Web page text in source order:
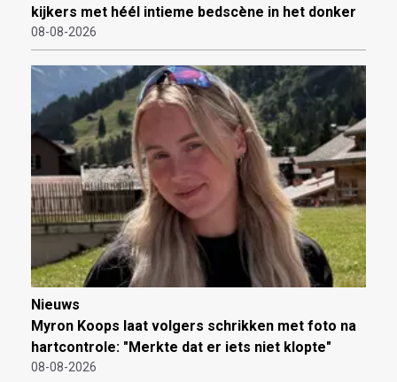
kijkers met héél intieme bedscène in het donker
08-08-2026
Nieuws
Myron Koops laat volgers schrikken met foto na
hartcontrole: "Merkte dat er iets niet klopte"
08-08-2026